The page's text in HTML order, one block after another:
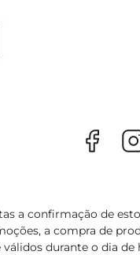
a confirmação de
a compra de
durante o dia de